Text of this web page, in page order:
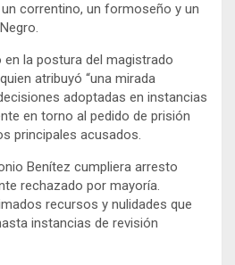
correntino, un formoseño y un
la postura del magistrado
atribuyó “una mirada
adoptadas en instancias
en torno al pedido de prisión
principales acusados.
Benítez cumpliera arresto
rechazado por mayoría.
recursos y nulidades que
instancias de revisión